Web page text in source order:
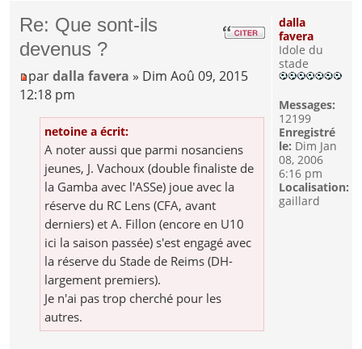
Re: Que sont-ils
devenus ?
pardalla favera » Dim Aoû 09, 2015
12:18 pm
netoine a écrit:
A noter aussi que parmi nosanciens
jeunes, J. Vachoux (double finaliste de
la Gamba avec l'ASSe) joue avec la
réserve du RC Lens (CFA, avant
derniers) et A. Fillon (encore en U10
ici la saison passée) s'est engagé avec
la réserve du Stade de Reims (DH-
largement premiers).
Je n'ai pas trop cherché pour les
autres.
dalla
favera
Idole du
stade
Messages:
12199
Enregistré
le: Dim Jan
08, 2006
6:16 pm
Localisation:
gaillard